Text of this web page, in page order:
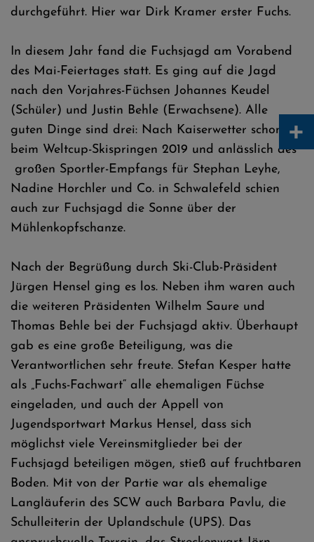
durchgeführt. Hier war Dirk Kramer erster Fuchs.
In diesem Jahr fand die Fuchsjagd am Vorabend
des Mai-Feiertages statt. Es ging auf die Jagd
nach den Vorjahres-Füchsen Johannes Keudel
(Schüler) und Justin Behle (Erwachsene). Alle
guten Dinge sind drei: Nach Kaiserwetter schon
beim Weltcup-Skispringen 2019 und anlässlich des
großen Sportler-Empfangs für Stephan Leyhe,
Nadine Horchler und Co. in Schwalefeld schien
auch zur Fuchsjagd die Sonne über der
Mühlenkopfschanze.
Nach der Begrüßung durch Ski-Club-Präsident
Jürgen Hensel ging es los. Neben ihm waren auch
die weiteren Präsidenten Wilhelm Saure und
Thomas Behle bei der Fuchsjagd aktiv. Überhaupt
gab es eine große Beteiligung, was die
Verantwortlichen sehr freute. Stefan Kesper hatte
als „Fuchs-Fachwart“ alle ehemaligen Füchse
eingeladen, und auch der Appell von
Jugendsportwart Markus Hensel, dass sich
möglichst viele Vereinsmitglieder bei der
Fuchsjagd beteiligen mögen, stieß auf fruchtbaren
Boden. Mit von der Partie war als ehemalige
Langläuferin des SCW auch Barbara Pavlu, die
Schulleiterin der Uplandschule (UPS). Das
+